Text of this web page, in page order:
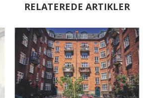
RELATEREDE ARTIKLER